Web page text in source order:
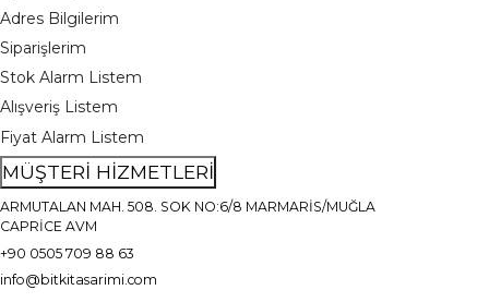
Adres Bilgilerim
Siparişlerim
Stok Alarm Listem
Alışveriş Listem
Fiyat Alarm Listem
MÜŞTERİ HİZMETLERİ
ARMUTALAN MAH. 508. SOK NO:6/8 MARMARİS/MUĞLA
CAPRİCE AVM
+90 0505 709 88 63
info@bitkitasarimi.com